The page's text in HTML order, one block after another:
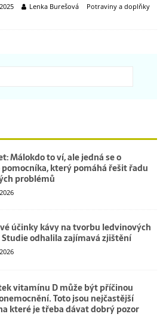
Lenka Burešová Potraviny a doplňky
Málokdo to ví, ale jedná se o
který pomáhá řešit řadu
problémů
účinky kávy na tvorbu ledvinových
odhalila zajímavá zjištění
vitamínu D může být příčinou
Toto jsou nejčastější
které je třeba dávat dobrý pozor